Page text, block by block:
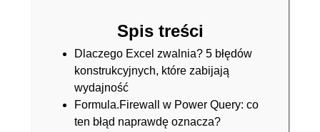
Spis treści
Dlaczego Excel zwalnia? 5 błędów
konstrukcyjnych, które zabijają
wydajność
Formula.Firewall w Power Query: co
ten błąd naprawdę oznacza?